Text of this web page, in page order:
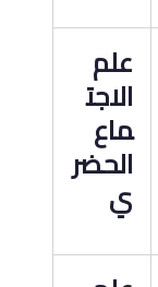
علم
الاجت
ماع
الحضر
ي